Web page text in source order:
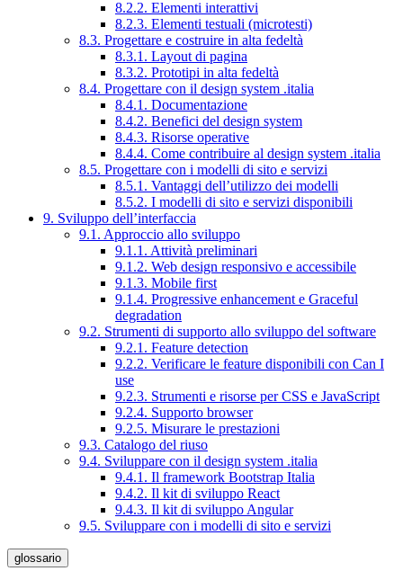
8.2.2. Elementi interattivi
8.2.3. Elementi testuali (microtesti)
8.3. Progettare e costruire in alta fedeltà
8.3.1. Layout di pagina
8.3.2. Prototipi in alta fedeltà
8.4. Progettare con il design system .italia
8.4.1. Documentazione
8.4.2. Benefici del design system
8.4.3. Risorse operative
8.4.4. Come contribuire al design system .italia
8.5. Progettare con i modelli di sito e servizi
8.5.1. Vantaggi dell’utilizzo dei modelli
8.5.2. I modelli di sito e servizi disponibili
9. Sviluppo dell’interfaccia
9.1. Approccio allo sviluppo
9.1.1. Attività preliminari
9.1.2. Web design responsivo e accessibile
9.1.3. Mobile first
9.1.4. Progressive enhancement e Graceful
degradation
9.2. Strumenti di supporto allo sviluppo del software
9.2.1. Feature detection
9.2.2. Verificare le feature disponibili con Can I
use
9.2.3. Strumenti e risorse per CSS e JavaScript
9.2.4. Supporto browser
9.2.5. Misurare le prestazioni
9.3. Catalogo del riuso
9.4. Sviluppare con il design system .italia
9.4.1. Il framework Bootstrap Italia
9.4.2. Il kit di sviluppo React
9.4.3. Il kit di sviluppo Angular
9.5. Sviluppare con i modelli di sito e servizi
glossario